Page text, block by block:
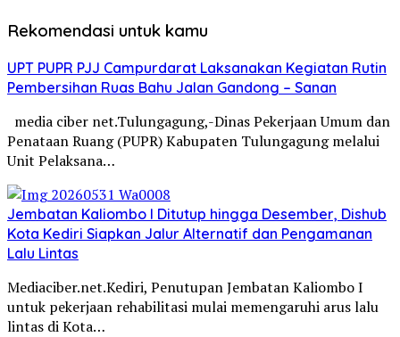
Rekomendasi untuk kamu
UPT PUPR PJJ Campurdarat Laksanakan Kegiatan Rutin
Pembersihan Ruas Bahu Jalan Gandong – Sanan
media ciber net.Tulungagung,-Dinas Pekerjaan Umum dan
Penataan Ruang (PUPR) Kabupaten Tulungagung melalui
Unit Pelaksana…
Jembatan Kaliombo I Ditutup hingga Desember, Dishub
Kota Kediri Siapkan Jalur Alternatif dan Pengamanan
Lalu Lintas
Mediaciber.net.Kediri, Penutupan Jembatan Kaliombo I
untuk pekerjaan rehabilitasi mulai memengaruhi arus lalu
lintas di Kota…